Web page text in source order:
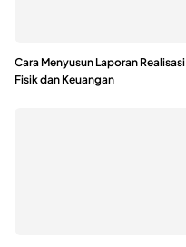
Cara Menyusun Laporan Realisasi
Fisik dan Keuangan